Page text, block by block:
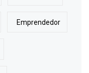
Emprendedor